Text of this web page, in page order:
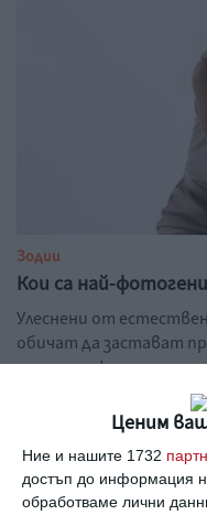
Ценим
Ние и нашите 1732
достъп до информация
обработваме лични
Зодии
Кои са най-
Улеснени от
обичат да застават
на думата!